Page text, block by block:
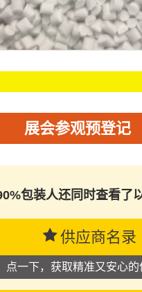
展会参观预登记
包装人还同时查看了
供应商名录
点一下，获取精准又安心的